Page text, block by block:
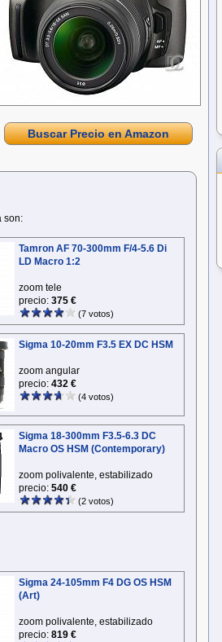
Buscar Precio en Amazon
son:
Tamron AF 70-300mm F/4-5.6 Di
LD Macro 1:2
zoom tele
precio: 375 €
(7 votos)
Sigma 10-20mm F3.5 EX DC HSM
zoom angular
precio: 432 €
(4 votos)
Sigma 18-300mm F3.5-6.3 DC
Macro OS HSM (Contemporary)
zoom polivalente, estabilizado
precio: 540 €
(2 votos)
Sigma 24-105mm F4 DG OS HSM
(Art)
zoom polivalente, estabilizado
precio: 819 €